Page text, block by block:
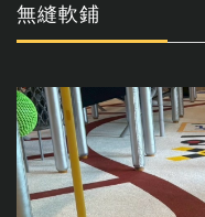
無縫軟鋪